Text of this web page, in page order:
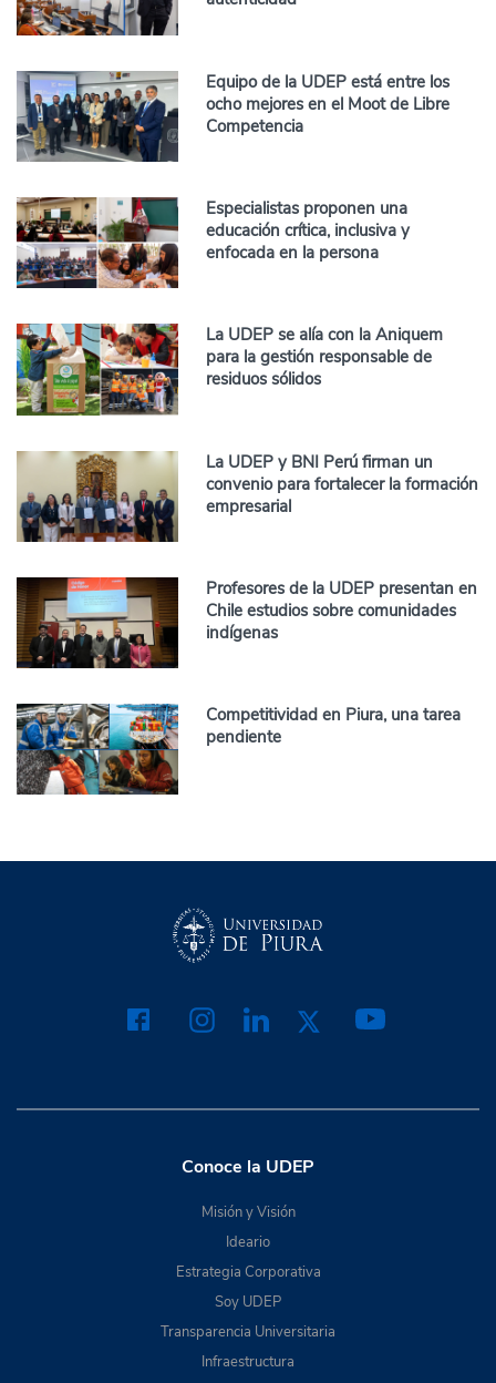
Equipo de la UDEP está entre los
ocho mejores en el Moot de Libre
Competencia
Especialistas proponen una
educación crítica, inclusiva y
enfocada en la persona
La UDEP se alía con la Aniquem
para la gestión responsable de
residuos sólidos
La UDEP y BNI Perú firman un
convenio para fortalecer la formación
empresarial
Profesores de la UDEP presentan en
Chile estudios sobre comunidades
indígenas
Competitividad en Piura, una tarea
pendiente
Conoce la UDEP
Misión y Visión
Ideario
Estrategia Corporativa
Soy UDEP
Transparencia Universitaria
Infraestructura